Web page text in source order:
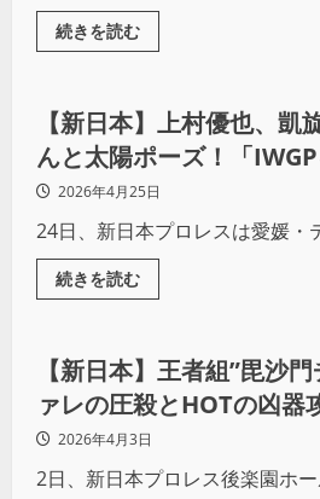
続きを読む
プロレス
【新日本】上村優也、凱
んと太陽ポーズ！「
の続きを宣言
2026年4月25日
24日、新日本プロレスは愛媛・
続きを読む
プロレス
【新日本】王者組”毘沙
ァレの圧殺とHOTの凶器
2026年4月3日
2日、新日本プロレス後楽園ホ